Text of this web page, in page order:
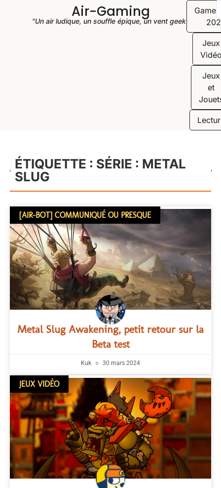
Air-Gaming
"Un air ludique, un souffle épique, un vent geek"
Jeux
Jeux
et
ÉTIQUETTE : SÉRIE : METAL
SLUG
[AIR-BOT] COMMUNIQUÉ OU PRESQUE
Metal Slug Awakening, petit retour sur la
Beta test
Kuk 30 mars 2024
JEUX VIDÉO